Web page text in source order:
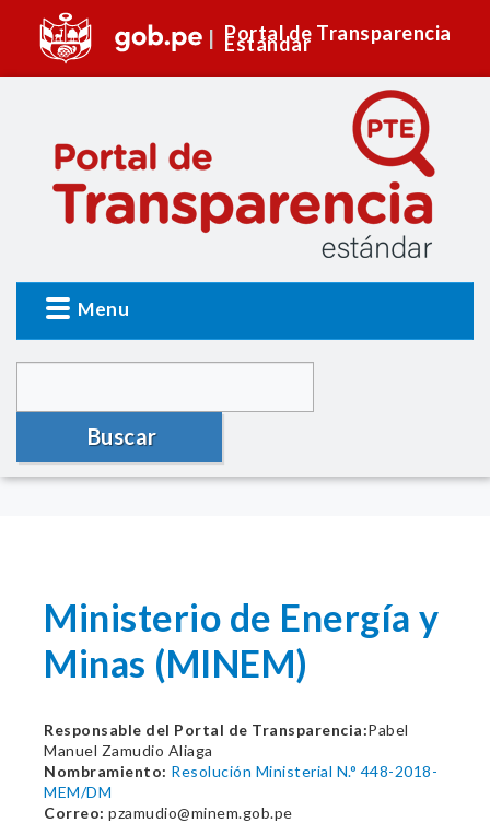
Portal de Transparencia
Estándar
Menu
Buscar
Ministerio de Energía y
Minas (MINEM)
Responsable del Portal de Transparencia:Pabel
Manuel Zamudio Aliaga
Nombramiento: Resolución Ministerial N.° 448-2018-
MEM/DM
Correo: pzamudio@minem.gob.pe